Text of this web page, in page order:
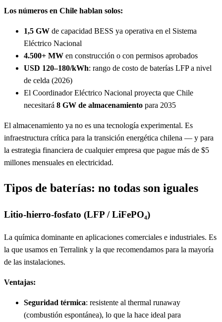
Los números en Chile hablan solos:
1,5 GW de capacidad BESS ya operativa en el Sistema
Eléctrico Nacional
4.500+ MW en construcción o con permisos aprobados
USD 120–180/kWh: rango de costo de baterías LFP a nivel
de celda (2026)
El Coordinador Eléctrico Nacional proyecta que Chile
necesitará 8 GW de almacenamiento para 2035
El almacenamiento ya no es una tecnología experimental. Es
infraestructura crítica para la transición energética chilena — y para
la estrategia financiera de cualquier empresa que pague más de $5
millones mensuales en electricidad.
Tipos de baterías: no todas son iguales
Litio-hierro-fosfato (LFP / LiFePO₄)
La química dominante en aplicaciones comerciales e industriales. Es
la que usamos en Terralink y la que recomendamos para la mayoría
de las instalaciones.
Ventajas:
Seguridad térmica: resistente al thermal runaway
(combustión espontánea), lo que la hace ideal para